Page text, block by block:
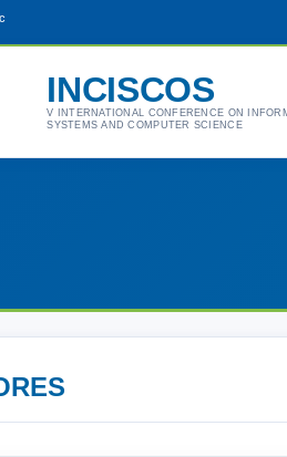
INCISCOS
V INTERNATIONAL CONFERENCE ON
SYSTEMS AND COMPUTER SCIENCE